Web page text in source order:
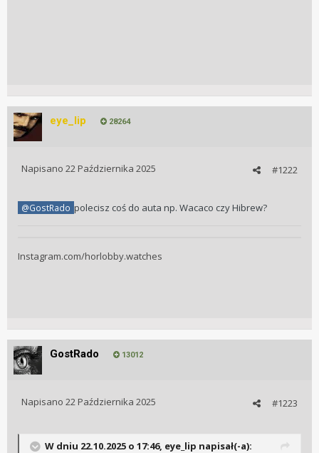
eye_lip 28264
#1222
Napisano 22 Października 2025
@GostRado polecisz coś do auta np. Wacaco czy Hibrew?
Instagram.com/horlobby.watches
GostRado 13012
#1223
Napisano 22 Października 2025
W dniu 22.10.2025 o 17:46, eye_lip napisał(-a):